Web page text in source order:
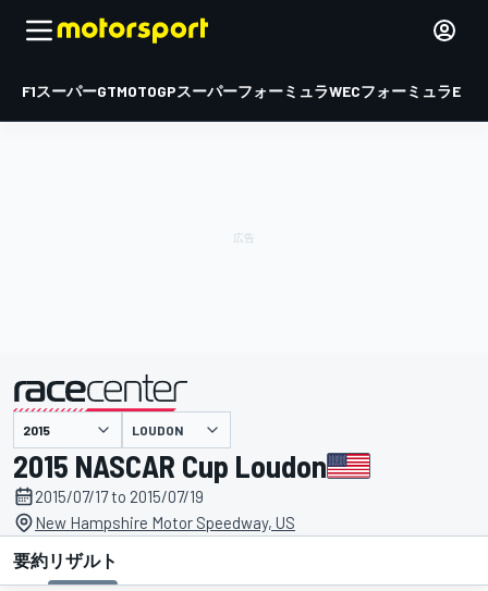
F1スーパーGTMOTOGPスーパーフォーミュラWECフォーミュラE
主催 LOUDON
2015 NASCAR Cup Loudon
2015/07/17 to 2015/07/19
New Hampshire Motor Speedway, US
要約リザルト